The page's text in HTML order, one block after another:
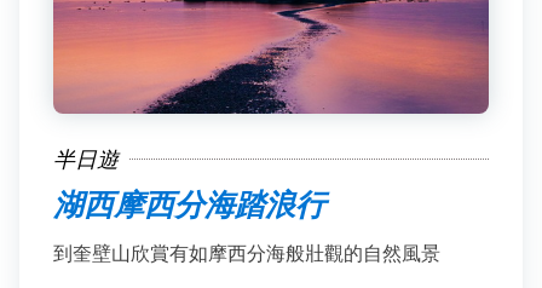
半日遊
湖西摩西分海踏浪行
到奎壁山欣賞有如摩西分海般壯觀的自然風景